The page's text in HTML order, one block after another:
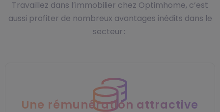
Travaillez dans l’immobilier chez Optimhome, c’est
aussi profiter de nombreux avantages inédits dans le
secteur :
Une rémunération attractive